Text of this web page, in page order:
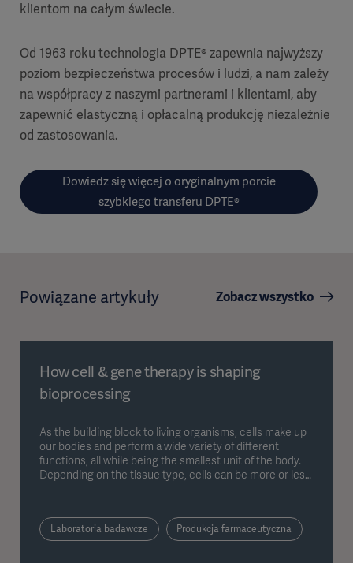
klientom na całym świecie.
Od 1963 roku technologia DPTE® zapewnia najwyższy
poziom bezpieczeństwa procesów i ludzi, a nam zależy
na współpracy z naszymi partnerami i klientami, aby
zapewnić elastyczną i opłacalną produkcję niezależnie
od zastosowania.
Dowiedz się więcej o oryginalnym porcie
szybkiego transferu DPTE®
Powiązane artykuły Zobacz wszystko
How cell & gene therapy is shaping
bioprocessing
As the building block to living organisms, cells make up
our bodies and perform a wide variety of different
functions, all while being the smallest unit of the body.
Depending on the tissue type, cells can be more or less
Laboratoria badawcze Produkcja farmaceutyczna